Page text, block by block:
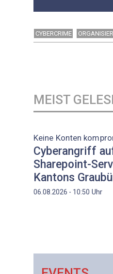
CYBERCRIME
MEIST
Keine Konten
Cyberangriff
Sharepoint-
Kantons
06.08.2026 - 10:50 Uhr